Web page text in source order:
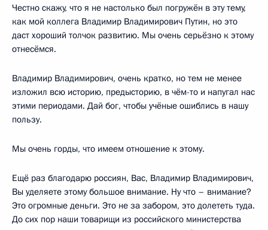
Честно скажу, что я не настолько был погружён в эту тему,
как мой коллега Владимир Владимирович Путин, но это
даст хороший толчок развитию. Мы очень серьёзно к этому
отнесёмся.
Владимир Владимирович, очень кратко, но тем не менее
изложил всю историю, предысторию, в чём-то и напугал нас
этими периодами. Дай бог, чтобы учёные ошиблись в нашу
пользу.
Мы очень горды, что имеем отношение к этому.
Ещё раз благодарю россиян, Вас, Владимир Владимирович,
Вы уделяете этому большое внимание. Ну что – внимание?
Это огромные деньги. Это не за забором, это долететь туда.
До сих пор наши товарищи из российского министерства